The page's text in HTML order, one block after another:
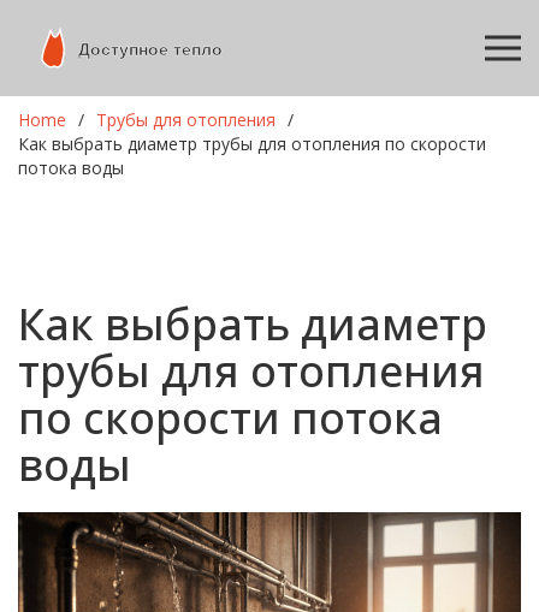
Home
Трубы для отопления
Как выбрать диаметр трубы для отопления по скорости
потока воды
Как выбрать диаметр
трубы для отопления
по скорости потока
воды